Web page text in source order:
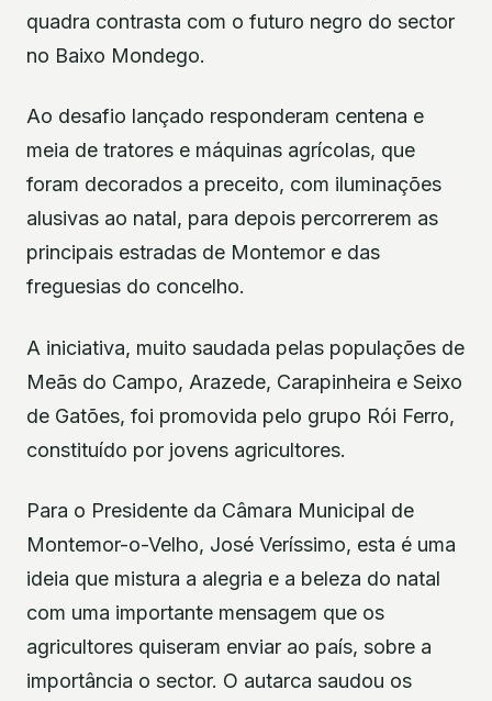
quadra contrasta com o futuro negro do sector
no Baixo Mondego.
Ao desafio lançado responderam centena e
meia de tratores e máquinas agrícolas, que
foram decorados a preceito, com iluminações
alusivas ao natal, para depois percorrerem as
principais estradas de Montemor e das
freguesias do concelho.
A iniciativa, muito saudada pelas populações de
Meãs do Campo, Arazede, Carapinheira e Seixo
de Gatões, foi promovida pelo grupo Rói Ferro,
constituído por jovens agricultores.
Para o Presidente da Câmara Municipal de
Montemor-o-Velho, José Veríssimo, esta é uma
ideia que mistura a alegria e a beleza do natal
com uma importante mensagem que os
agricultores quiseram enviar ao país, sobre a
importância o sector. O autarca saudou os